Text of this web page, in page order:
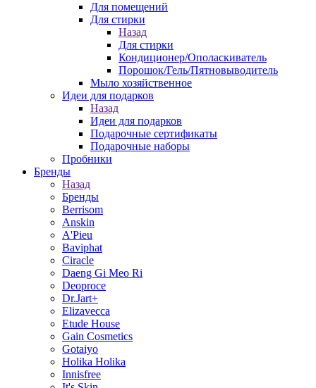
Для помещений
Для стирки
Назад
Для стирки
Кондиционер/Ополаскиватель
Порошок/Гель/Пятновыводитель
Мыло хозяйственное
Идеи для подарков
Назад
Идеи для подарков
Подарочные сертификаты
Подарочные наборы
Пробники
Бренды
Назад
Бренды
Berrisom
Anskin
A'Pieu
Baviphat
Ciracle
Daeng Gi Meo Ri
Deoproce
Dr.Jart+
Elizavecca
Etude House
Gain Cosmetics
Gotaiyo
Holika Holika
Innisfree